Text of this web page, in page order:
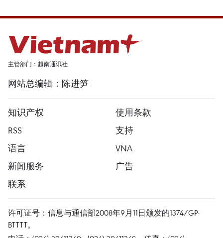
主管部门：越南通讯社
网站总编辑：陈进笋
知识产权
使用条款
RSS
支持
语言
VNA
新闻服务
广告
联系
许可证号：信息与通信部2008年9月11日颁发的1374/GP-
BTTTT。